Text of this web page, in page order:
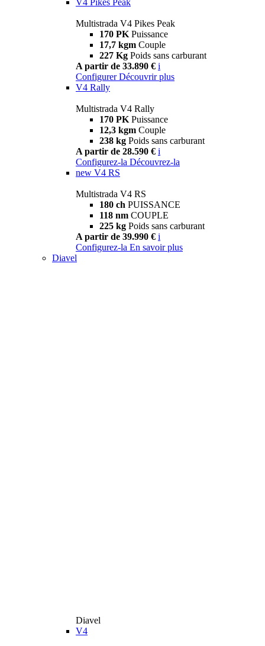
Multistrada V4 Pikes Peak
170 PK Puissance
17,7 kgm Couple
227 Kg Poids sans carburant
A partir de 33.890 € i
Configurer Découvrir plus
V4 Rally
Multistrada V4 Rally
170 PK Puissance
12,3 kgm Couple
238 kg Poids sans carburant
A partir de 28.590 € i
Configurez-la Découvrez-la
new V4 RS
Multistrada V4 RS
180 ch PUISSANCE
118 nm COUPLE
225 kg Poids sans carburant
A partir de 39.990 € i
Configurez-la En savoir plus
Diavel
Diavel
V4